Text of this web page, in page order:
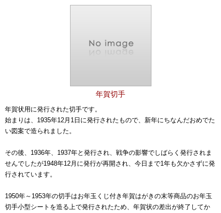
年賀切手
年賀状用に発行された切手です。
始まりは、1935年12月1日に発行されたもので、新年にちなんだおめでた
い図案で造られました。
その後、1936年、1937年と発行され、戦争の影響でしばらく発行されま
せんでしたが1948年12月に発行が再開され、今日まで1年も欠かさずに発
行されています。
1950年～1953年の切手はお年玉くじ付き年賀はがきの末等商品のお年玉
切手小型シートを造る上で発行されたため、年賀状の差出が終了してか